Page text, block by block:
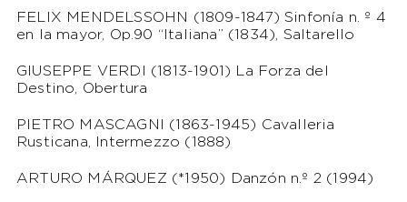
FELIX MENDELSSOHN (1809-1847) Sinfonía n. º 4
en la mayor, Op.90 “Italiana” (1834), Saltarello
GIUSEPPE VERDI (1813-1901) La Forza del
Destino, Obertura
PIETRO MASCAGNI (1863-1945) Cavalleria
Rusticana, Intermezzo (1888)
ARTURO MÁRQUEZ (*1950) Danzón n.º 2 (1994)